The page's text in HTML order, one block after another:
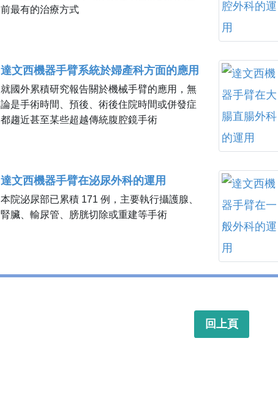
前最有的治療方式
達文西機器手臂系統於婦產科方面的應用
就國外累積研究報告關於機械手臂的應用，無
論是手術時間、預後、術後住院時間或併發症
都趨近甚至某些超越傳統腹腔鏡手術
達文西機器手臂在泌尿外科的運用
本院泌尿部已累積 171 例，主要執行攝護腺、
腎臟、輸尿管、膀胱切除或重建等手術
回上頁